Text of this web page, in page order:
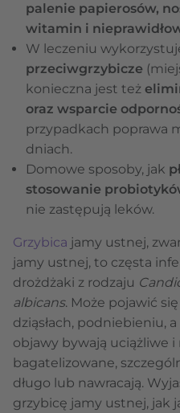
palenie papierosów,
witamin i
W leczeniu
przeciwgrzybicze
konieczna jest też
oraz wsparcie
przypadkach poprawa
dniach.
Domowe sposoby, jak
stosowanie
nie zastępują leków.
Grzybica jamy ustnej,
jamy ustnej, to częsta
drożdżaki z rodzaju
albicans. Może pojawić
dziąsłach, podniebieniu,
objawy bywają uciążliwe
bagatelizowane,
długo lub nawracają.
grzybicę jamy ustnej, jak